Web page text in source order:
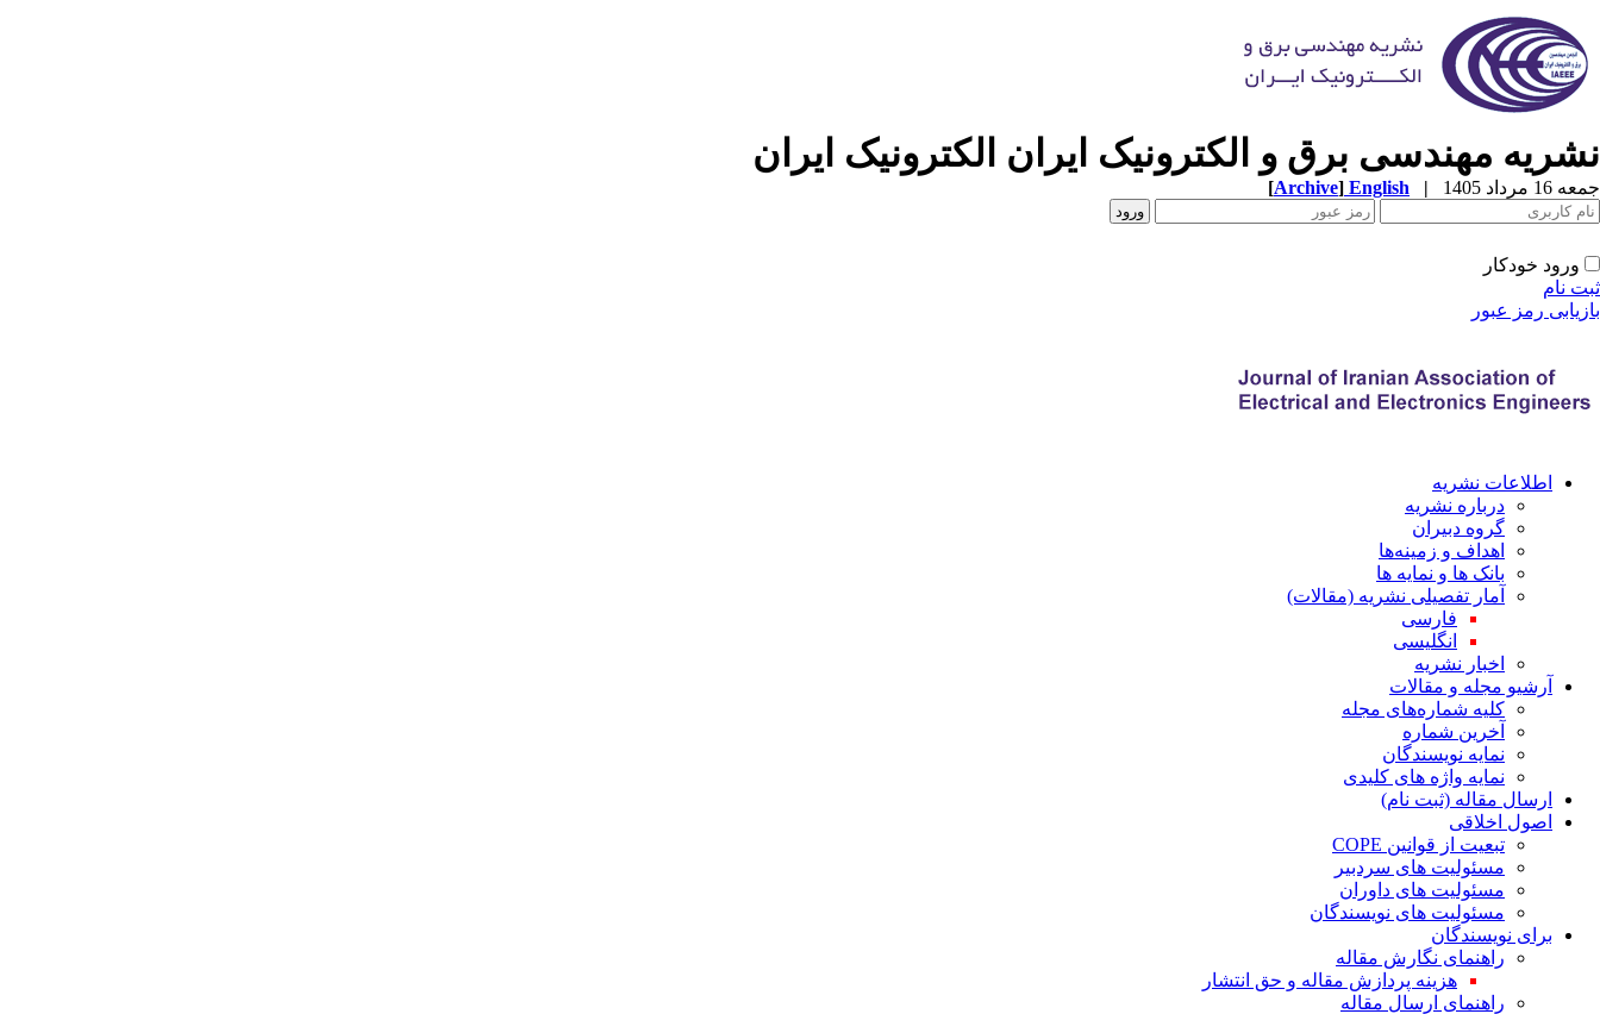
نشریه مهندسی برق و الکترونیک ایران الکترونیک ایران
جمعه 16 مرداد 1405 |
English
[Archive]
ورود خودکار
ثبت نام
بازیابی رمز عبور
اطلاعات نشریه
درباره نشریه
گروه دبیران
اهداف و زمینه‌ها
بانک ها و نمایه ها
آمار تفصیلی نشریه (مقالات)
فارسی
انگلیسی
اخبار نشریه
آرشیو مجله و مقالات
کلیه شماره‌های مجله
آخرین شماره
نمایه نویسندگان
نمایه واژه های کلیدی
ارسال مقاله (ثبت نام)
اصول اخلاقی
تبعیت از قوانین COPE
مسئولیت های سردبیر
مسئولیت های داوران
مسئولیت های نویسندگان
برای نویسندگان
راهنمای نگارش مقاله
هزینه پردازش مقاله و حق انتشار
راهنمای ارسال مقاله